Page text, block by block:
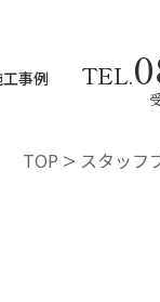
事例 TEL.
TOP > スタッフ